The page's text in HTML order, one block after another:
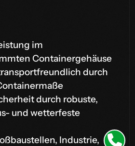
im
Containergehäuse
durch
durch robuste,
und wetterfeste
Industrie,